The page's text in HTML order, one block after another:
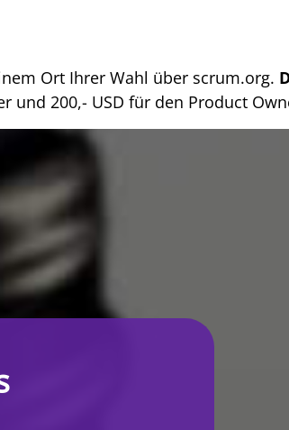
Ort Ihrer Wahl über scrum.org.
und 200,- USD für den Product